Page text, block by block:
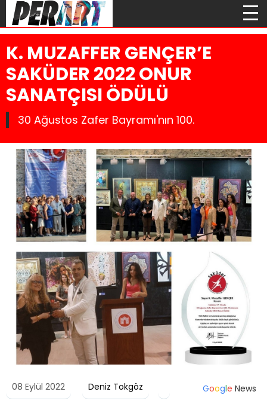
K. MUZAFFER GENÇER’E
SAKÜDER 2022 ONUR
SANATÇISI ÖDÜLÜ
30 Ağustos Zafer Bayramı'nın 100.
08 Eylül 2022 Deniz Tokgöz Google News